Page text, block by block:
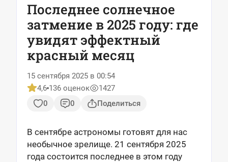
Последнее солнечное
затмение в 2025 году: где
увидят эффектный
красный месяц
15 сентября 2025 в 00:54
4,6 136 оценок
1427
0
0 Поделиться
В сентябре астрономы готовят для нас
необычное зрелище. 21 сентября 2025
года состоится последнее в этом году